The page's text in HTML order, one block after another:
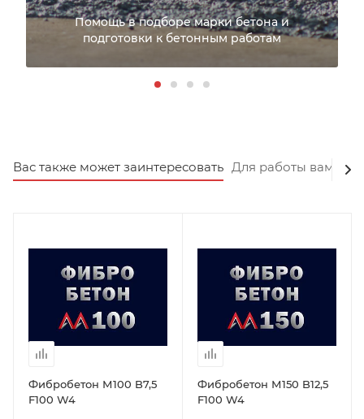
Помощь в подборе марки бетона и
подготовки к бетонным работам
Вас также может заинтересовать Для работы вам
Фибробетон М100 B7,5
F100 W4
Фибробетон М150 B12,5
F100 W4